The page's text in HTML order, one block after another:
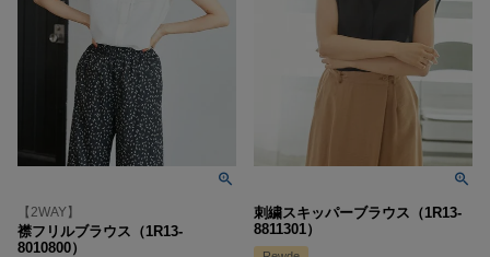
【2WAY】
襟フリルブラウス（1R13-
8010800）
刺繍スキッパーブラウス（1R13-
8811301）